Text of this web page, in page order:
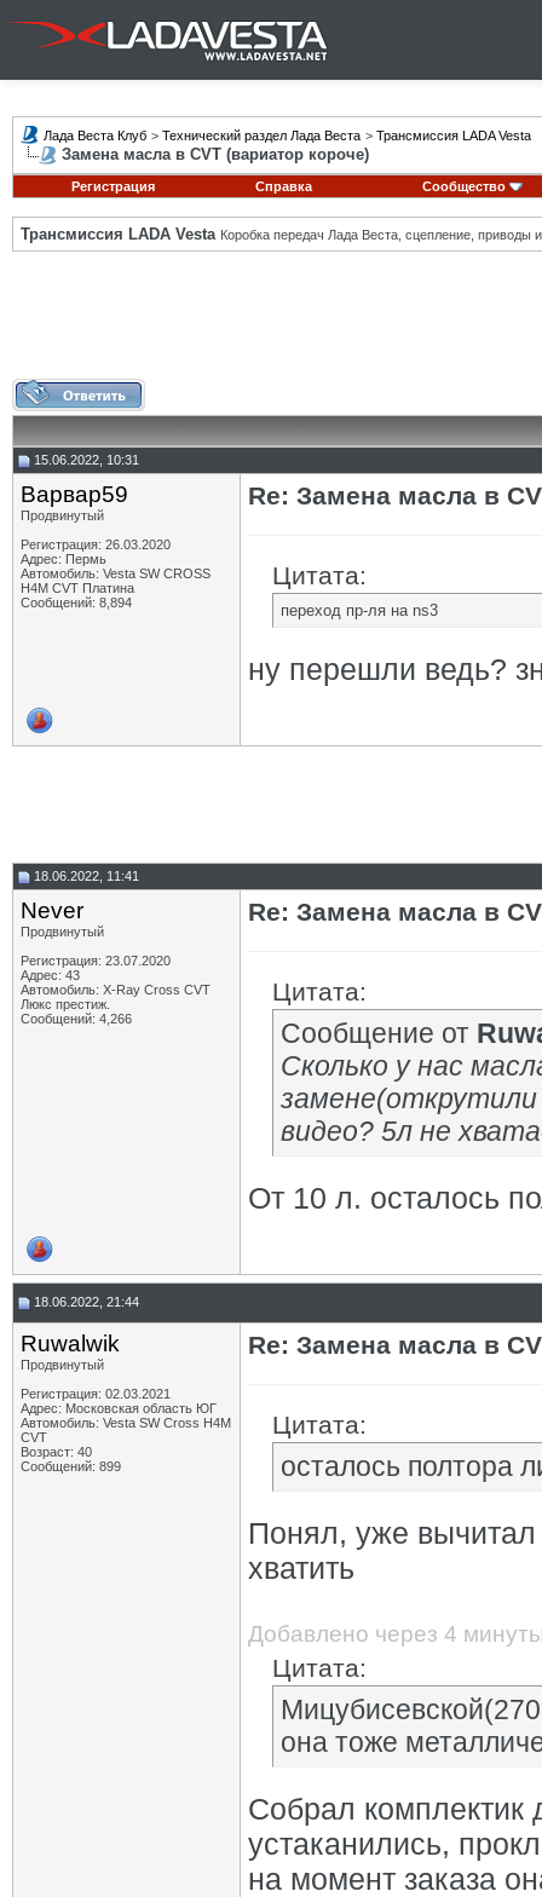
Лада Веста Клуб > Технический раздел Лада Веста > Трансмиссия LADA Vesta
Замена масла в CVT (вариатор короче)
Регистрация Справка Сообщество
Трансмиссия LADA Vesta Коробка передач Лада Веста, сцепление, приводы и
15.06.2022, 10:31
Варвар59
Продвинутый
Регистрация: 26.03.2020
Адрес: Пермь
Автомобиль: Vesta SW CROSS
H4M CVT Платина
Сообщений: 8,894
Re: Замена масла в
Цитата:
переход пр-ля на ns3
ну перешли ведь?
18.06.2022, 11:41
Never
Продвинутый
Регистрация: 23.07.2020
Адрес: 43
Автомобиль: X-Ray Cross CVT
Люкс престиж.
Сообщений: 4,266
Re: Замена масла в
Цитата:
Сообщение от
Сколько у нас
замене(открутили
видео? 5л не
От 10 л. осталось
18.06.2022, 21:44
Ruwalwik
Продвинутый
Регистрация: 02.03.2021
Адрес: Московская область ЮГ
Автомобиль: Vesta SW Cross H4M
CVT
Возраст: 40
Сообщений: 899
Re: Замена масла в
Цитата:
осталось полтора
Понял, уже вычитал
хватить
Добавлено через 4
Цитата:
она тоже
Собрал
устаканились,
на момент заказа